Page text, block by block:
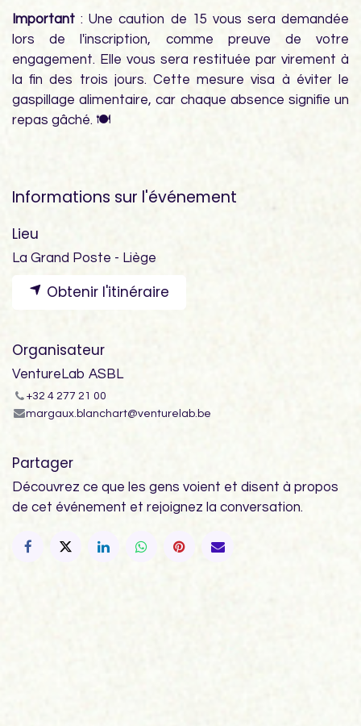
Important : Une caution de 15 vous sera demandée
lors de l'inscription, comme preuve de votre
engagement. Elle vous sera restituée par virement à
la fin des trois jours. Cette mesure visa à éviter le
gaspillage alimentaire, car chaque absence signifie un
repas gâché. 🍽️
Informations sur l'événement
Lieu
La Grand Poste - Liège
Obtenir l'itinéraire
Organisateur
VentureLab ASBL
+32 4 277 21 00
margaux.blanchart@venturelab.be
Partager
Découvrez ce que les gens voient et disent à propos
de cet événement et rejoignez la conversation.